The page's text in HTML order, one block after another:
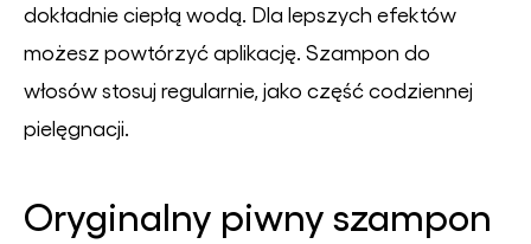
dokładnie ciepłą wodą. Dla lepszych efektów
możesz powtórzyć aplikację. Szampon do
włosów stosuj regularnie, jako część codziennej
pielęgnacji.
Oryginalny piwny szampon